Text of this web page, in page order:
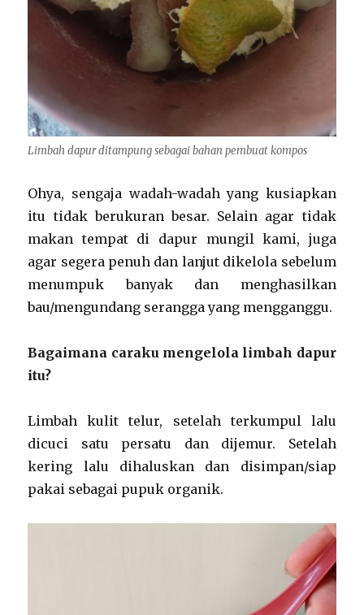
Limbah dapur ditampung sebagai bahan pembuat kompos
Ohya, sengaja wadah-wadah yang kusiapkan
itu tidak berukuran besar. Selain agar tidak
makan tempat di dapur mungil kami, juga
agar segera penuh dan lanjut dikelola sebelum
menumpuk banyak dan menghasilkan
bau/mengundang serangga yang mengganggu.
Bagaimana caraku mengelola limbah dapur
itu?
Limbah kulit telur, setelah terkumpul lalu
dicuci satu persatu dan dijemur. Setelah
kering lalu dihaluskan dan disimpan/siap
pakai sebagai pupuk organik.